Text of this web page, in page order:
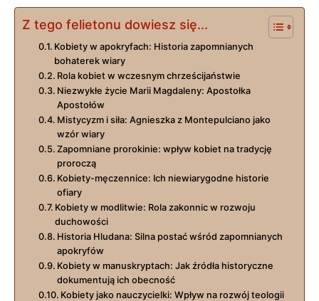
Z tego felietonu dowiesz się...
Kobiety w apokryfach: Historia zapomnianych
bohaterek wiary
Rola kobiet w wczesnym chrześcijaństwie
Niezwykłe życie Marii‍ Magdaleny: Apostołka
Apostołów
Mistycyzm i siła: Agnieszka z Montepulciano jako
wzór‍ wiary
Zapomniane prorokinie:‍ wpływ kobiet na tradycję​
proroczą
Kobiety-męczennice: Ich niewiarygodne historie
ofiary
Kobiety w modlitwie: Rola zakonnic w rozwoju
duchowości
Historia Hludana: Silna postać wśród zapomnianych
apokryfów
Kobiety w manuskryptach:⁢ Jak źródła historyczne
dokumentują ich obecność
Kobiety jako nauczycielki: Wpływ‌ na rozwój teologii